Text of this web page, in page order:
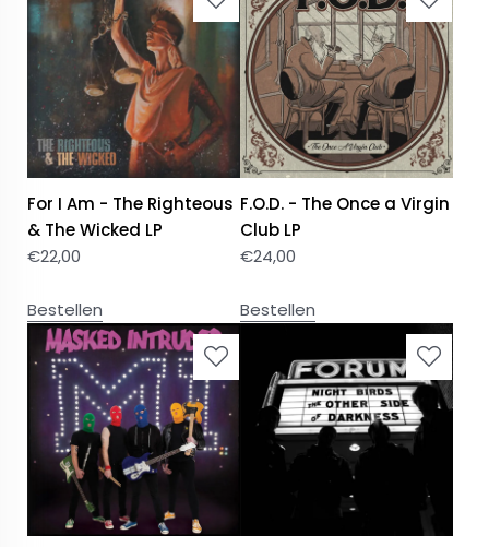
For I Am - The Righteous
& The Wicked LP
€22,00
Bestellen
F.O.D. - The Once a Virgin
Club LP
€24,00
Bestellen